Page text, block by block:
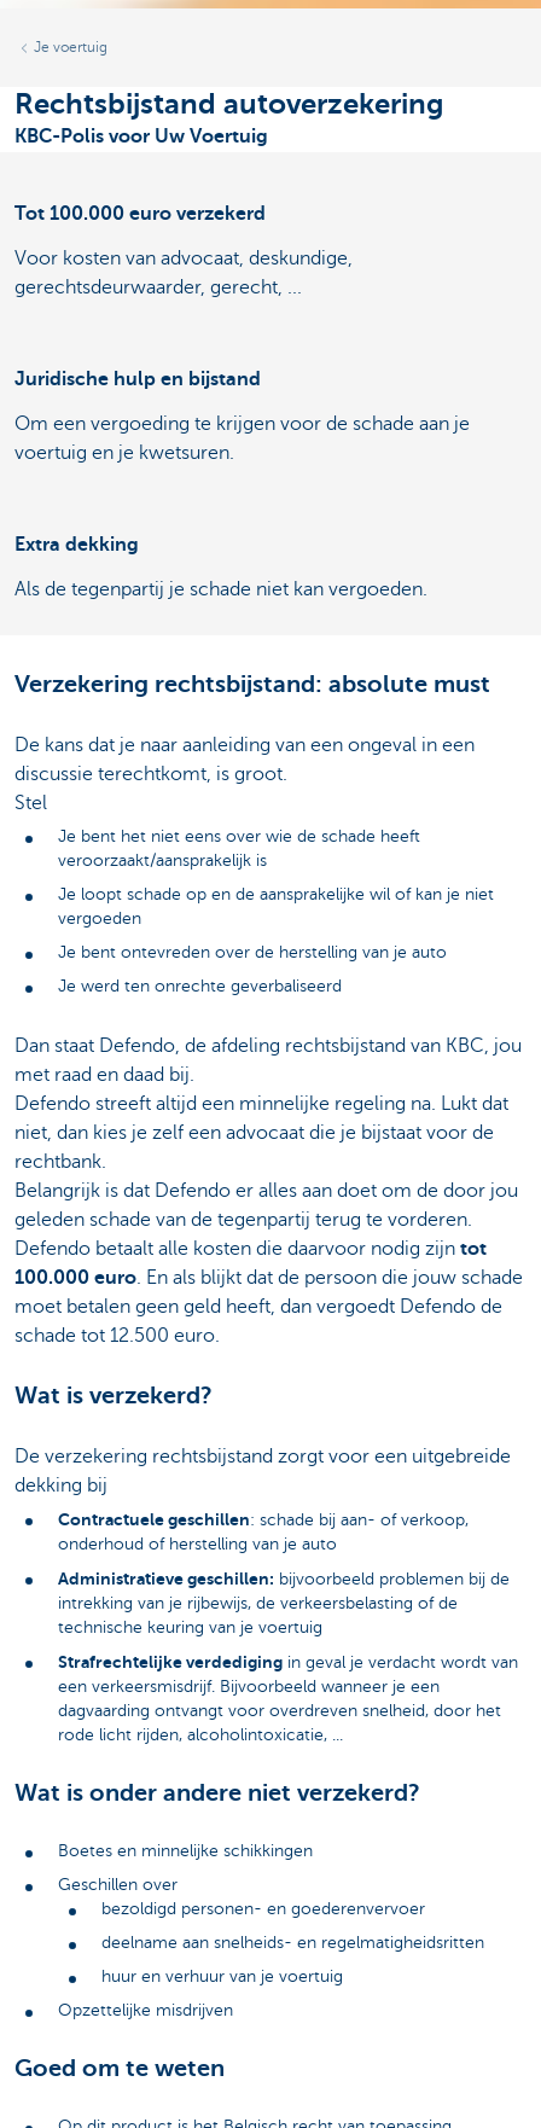
Je voertuig
Rechtsbijstand autoverzekering
KBC-Polis voor Uw Voertuig
Tot 100.000 euro verzekerd
Voor kosten van advocaat, deskundige,
gerechtsdeurwaarder, gerecht, ...
Juridische hulp en bijstand
Om een vergoeding te krijgen voor de schade aan je
voertuig en je kwetsuren.
Extra dekking
Als de tegenpartij je schade niet kan vergoeden.
Verzekering rechtsbijstand: absolute must
De kans dat je naar aanleiding van een ongeval in een
discussie terechtkomt, is groot.
Stel
Je bent het niet eens over wie de schade heeft
veroorzaakt/aansprakelijk is
Je loopt schade op en de aansprakelijke wil of kan je niet
vergoeden
Je bent ontevreden over de herstelling van je auto
Je werd ten onrechte geverbaliseerd
Dan staat Defendo, de afdeling rechtsbijstand van KBC, jou
met raad en daad bij.
Defendo streeft altijd een minnelijke regeling na. Lukt dat
niet, dan kies je zelf een advocaat die je bijstaat voor de
rechtbank.
Belangrijk is dat Defendo er alles aan doet om de door jou
geleden schade van de tegenpartij terug te vorderen.
Defendo betaalt alle kosten die daarvoor nodig zijn tot
100.000 euro . En als blijkt dat de persoon die jouw schade
moet betalen geen geld heeft, dan vergoedt Defendo de
schade tot 12.500 euro.
Wat is verzekerd?
De verzekering rechtsbijstand zorgt voor een uitgebreide
dekking bij
Contractuele geschillen: schade bij aan- of verkoop,
onderhoud of herstelling van je auto
Administratieve geschillen: bijvoorbeeld problemen bij de
intrekking van je rijbewijs, de verkeersbelasting of de
technische keuring van je voertuig
Strafrechtelijke verdediging in geval je verdacht wordt van
een verkeersmisdrijf. Bijvoorbeeld wanneer je een
dagvaarding ontvangt voor overdreven snelheid, door het
rode licht rijden, alcoholintoxicatie, ...
Wat is onder andere niet verzekerd?
Boetes en minnelijke schikkingen
Geschillen over
bezoldigd personen- en goederenvervoer
deelname aan snelheids- en regelmatigheidsritten
huur en verhuur van je voertuig
Opzettelijke misdrijven
Goed om te weten